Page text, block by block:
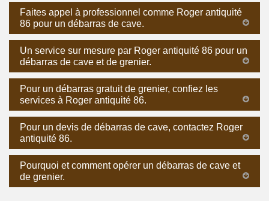
Faites appel à professionnel comme Roger antiquité
86 pour un débarras de cave.
Un service sur mesure par Roger antiquité 86 pour un
débarras de cave et de grenier.
Pour un débarras gratuit de grenier, confiez les
services à Roger antiquité 86.
Pour un devis de débarras de cave, contactez Roger
antiquité 86.
Pourquoi et comment opérer un débarras de cave et
de grenier.